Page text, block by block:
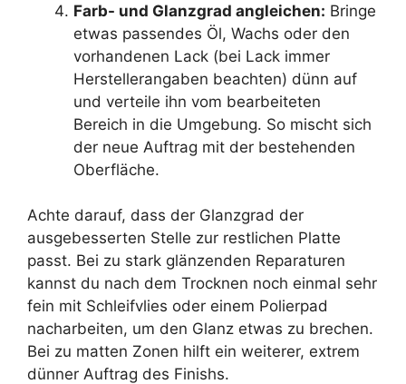
Farb- und Glanzgrad angleichen: Bringe
etwas passendes Öl, Wachs oder den
vorhandenen Lack (bei Lack immer
Herstellerangaben beachten) dünn auf
und verteile ihn vom bearbeiteten
Bereich in die Umgebung. So mischt sich
der neue Auftrag mit der bestehenden
Oberfläche.
Achte darauf, dass der Glanzgrad der
ausgebesserten Stelle zur restlichen Platte
passt. Bei zu stark glänzenden Reparaturen
kannst du nach dem Trocknen noch einmal sehr
fein mit Schleifvlies oder einem Polierpad
nacharbeiten, um den Glanz etwas zu brechen.
Bei zu matten Zonen hilft ein weiterer, extrem
dünner Auftrag des Finishs.